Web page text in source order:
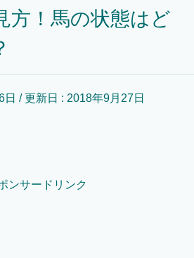
方！馬の状態はど
日 / 更新日 : 2018年9月27日
ンサードリンク